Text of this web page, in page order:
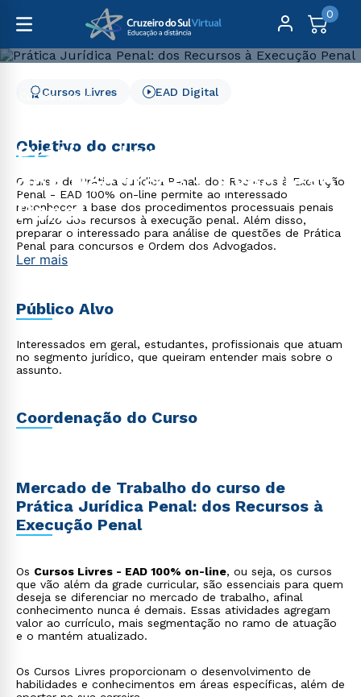
0
Cursos Livres
Prática Jurídica Penal:
dos Recursos à Execução
Penal
Cursos Livres EAD Digital
Objetivo do curso
O curso de Prática Jurídica Penal: dos Recursos à Execução
Penal - EAD 100% on-line permite ao interessado
reconhecer a base dos procedimentos processuais penais
em juízo dos recursos à execução penal. Além disso,
preparar o interessado para análise de questões de Prática
Penal para concursos e Ordem dos Advogados.
Ler mais
Público Alvo
Interessados em geral, estudantes, profissionais que atuam
no segmento jurídico, que queiram entender mais sobre o
assunto.
Coordenação do Curso
Mercado de Trabalho do curso de
Prática Jurídica Penal: dos Recursos à
Execução Penal
Os Cursos Livres - EAD 100% on-line, ou seja, os cursos
que vão além da grade curricular, são essenciais para quem
deseja se diferenciar no mercado de trabalho, afinal
conhecimento nunca é demais. Essas atividades agregam
valor ao currículo, mais segmentação no ramo de atuação
e o mantém atualizado.
Os Cursos Livres proporcionam o desenvolvimento de
habilidades e conhecimentos em áreas específicas, além de